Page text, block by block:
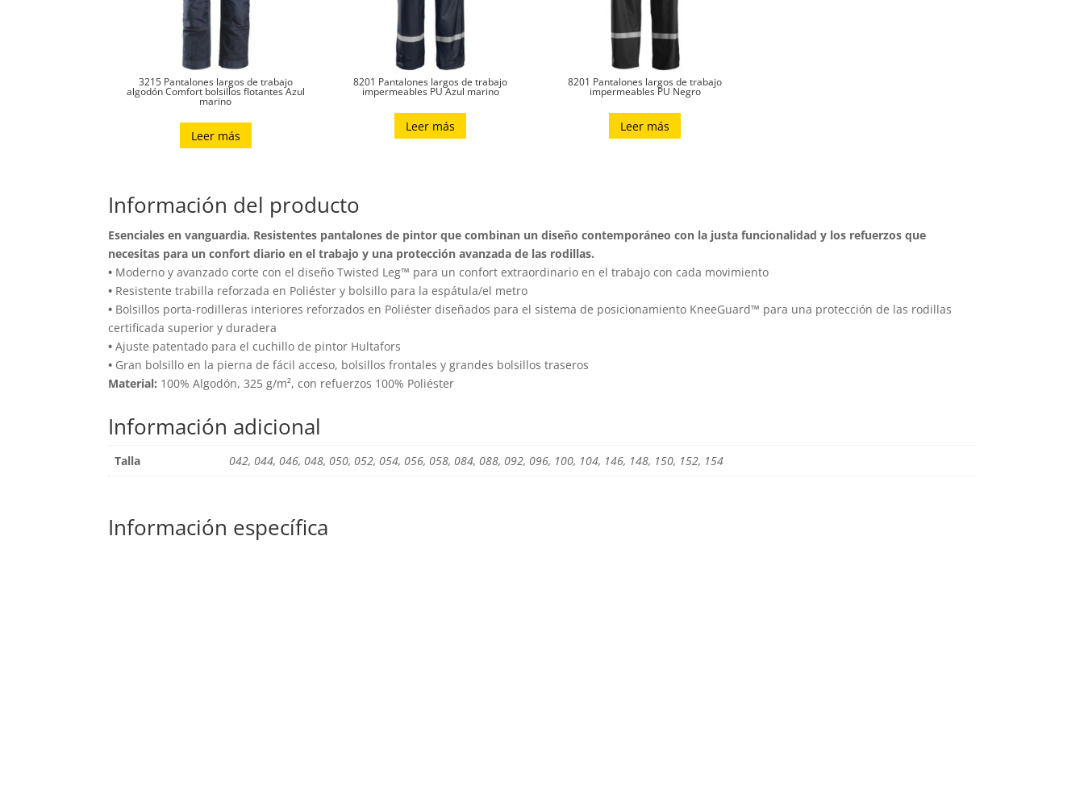
3215 Pantalones largos de trabajo
algodón Comfort bolsillos flotantes Azul
marino
Leer más
8201 Pantalones largos de trabajo
impermeables PU Azul marino
Leer más
8201 Pantalones largos de trabajo
impermeables PU Negro
Leer más
Información del producto
Esenciales en vanguardia. Resistentes pantalones de pintor que combinan un diseño contemporáneo con la justa funcionalidad y los refuerzos que
necesitas para un confort diario en el trabajo y una protección avanzada de las rodillas.
• Moderno y avanzado corte con el diseño Twisted Leg™ para un confort extraordinario en el trabajo con cada movimiento
• Resistente trabilla reforzada en Poliéster y bolsillo para la espátula/el metro
• Bolsillos porta-rodilleras interiores reforzados en Poliéster diseñados para el sistema de posicionamiento KneeGuard™ para una protección de las rodillas
certificada superior y duradera
• Ajuste patentado para el cuchillo de pintor Hultafors
• Gran bolsillo en la pierna de fácil acceso, bolsillos frontales y grandes bolsillos traseros
Material: 100% Algodón, 325 g/m², con refuerzos 100% Poliéster
Información adicional
Talla 042, 044, 046, 048, 050, 052, 054, 056, 058, 084, 088, 092, 096, 100, 104, 146, 148, 150, 152, 154
Información específica